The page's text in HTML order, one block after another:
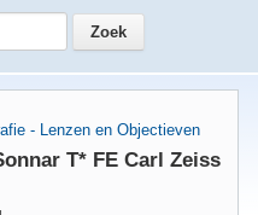
- Lenzen en Objectieven
T* FE Carl Zeiss